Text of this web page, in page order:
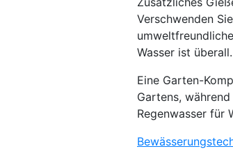
Verschwenden
Wasser ist überall.
Eine Garten-
Gartens,
Regenwasser für